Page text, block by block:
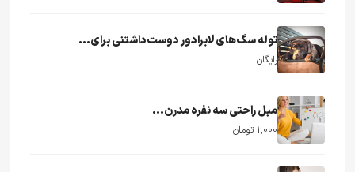
توله سگ‌های لابرادور دوست‌داشتنی برای...
رایگان
مبل راحتی سه نفره مدرن...
1,000 تومان